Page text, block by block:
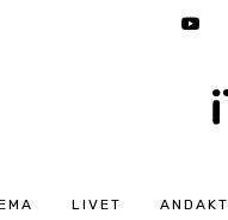
LIVET ANDAKT